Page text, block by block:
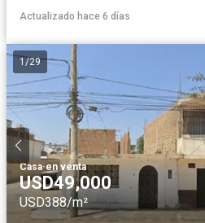
Actualizado hace 6 días
1/29
Casa·en venta
USD49,000
USD388/m²